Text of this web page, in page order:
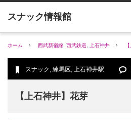
ホーム 西武新宿線 西武鉄道 上石神井
スナック , 練馬区, 上石神井駅
【上石神井】花芽